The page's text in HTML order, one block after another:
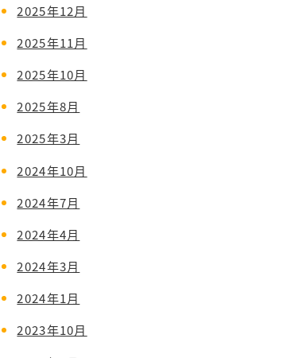
2025年12月
2025年11月
2025年10月
2025年8月
2025年3月
2024年10月
2024年7月
2024年4月
2024年3月
2024年1月
2023年10月